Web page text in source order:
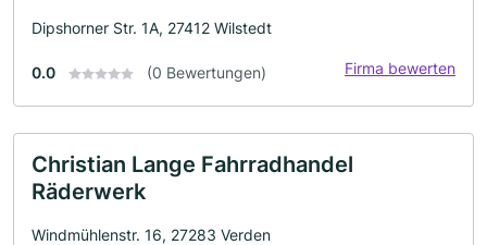
Dipshorner Str. 1A, 27412 Wilstedt
0.0 (0 Bewertungen) Firma bewerten
Christian Lange Fahrradhandel
Räderwerk
Windmühlenstr. 16, 27283 Verden